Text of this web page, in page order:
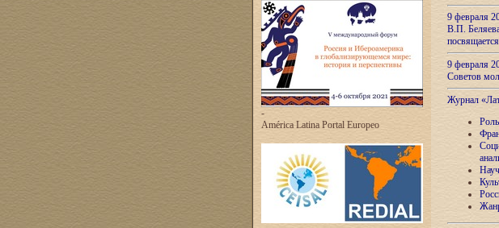
-
América Latina Portal Europeo
9 февраля
В.П.
9 февраля
Советов
Журнал